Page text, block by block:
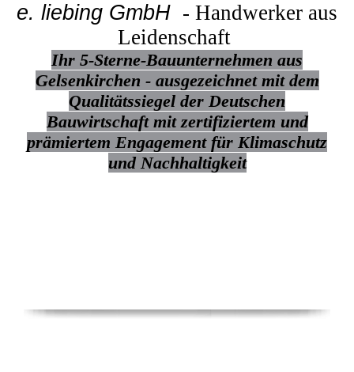
e. liebing GmbH - Handwerker aus
Leidenschaft
Ihr 5-Sterne-Bauunternehmen aus
Gelsenkirchen - ausgezeichnet mit dem
Qualitätssiegel der Deutschen
Bauwirtschaft mit zertifiziertem und
prämiertem Engagement für Klimaschutz
und Nachhaltigkeit